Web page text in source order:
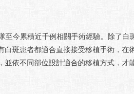
今累積近千例相關手術經驗。除了白
斑患者都適合直接接受移植手術，在
依不同部位設計適合的移植方式，才